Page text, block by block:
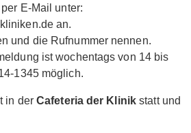
E-Mail unter:
an.
und die Rufnummer nennen.
ist wochentags von 14 bis
1345 möglich.
in der Cafeteria der Klinik statt und